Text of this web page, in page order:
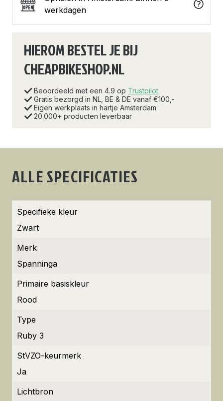
werkdagen
HIEROM BESTEL JE BIJ
CHEAPBIKESHOP.NL
Beoordeeld met een 4.9 op Trustpilot
Gratis bezorgd in NL, BE & DE vanaf €100,-
Eigen werkplaats in hartje Amsterdam
20.000+ producten leverbaar
ALLE SPECIFICATIES
Specifieke kleur
Zwart
Merk
Spanninga
Primaire basiskleur
Rood
Type
Ruby 3
StVZO-keurmerk
Ja
Lichtbron